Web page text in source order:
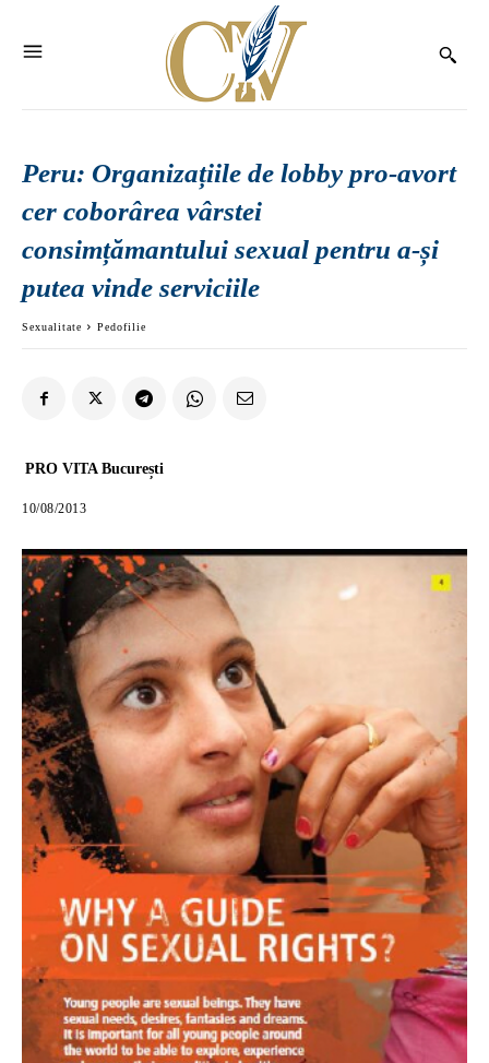
Peru: Organizațiile de lobby pro-avort
cer coborârea vârstei
consimțămantului sexual pentru a-și
putea vinde serviciile
Sexualitate Pedofilie
PRO VITA București
10/08/2013